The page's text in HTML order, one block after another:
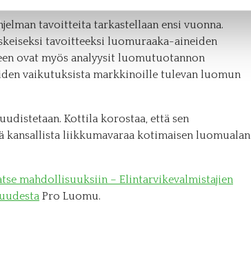
tavoitteita tarkastellaan ensi vuonna.
tavoitteeksi luomuraaka-aineiden
ovat myös analyysit luomutuotannon
vaikutuksista markkinoille tulevan luomun
Kottila korostaa, että sen
kansallista liikkumavaraa kotimaisen luomualan
mahdollisuuksiin – Elintarvikevalmistajien
Pro Luomu.